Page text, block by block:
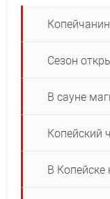
Сезон
В сауне
Копейский
В